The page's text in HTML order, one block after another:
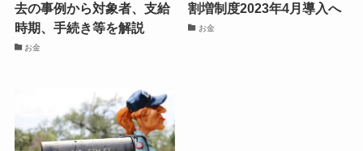
去の事例から対象者、支給
時期、手続き等を解説
お金
割増制度2023年4月導入へ
お金